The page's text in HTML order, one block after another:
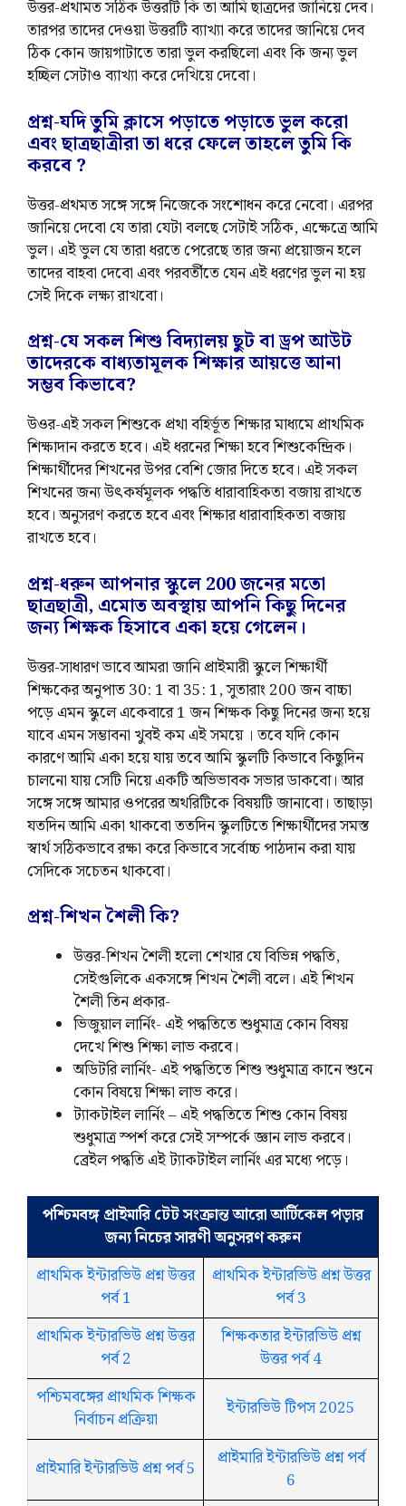
উত্তর-প্রথামত সঠিক উত্তরটি কি তা আমি ছাত্রদের জানিয়ে দেব।
তারপর তাদের দেওয়া উত্তরটি ব্যাখ্যা করে তাদের জানিয়ে দেব
ঠিক কোন জায়গাটাতে তারা ভুল করছিলো এবং কি জন্য ভুল
হচ্ছিল সেটাও ব্যাখ্যা করে দেখিয়ে দেবো।
প্রশ্ন-যদি তুমি ক্লাসে পড়াতে পড়াতে ভুল করো
এবং ছাত্রছাত্রীরা তা ধরে ফেলে তাহলে তুমি কি
করবে ?
উত্তর-প্রথমত সঙ্গে সঙ্গে নিজেকে সংশোধন করে নেবো। এরপর
জানিয়ে দেবো যে তারা যেটা বলছে সেটাই সঠিক, এক্ষেত্রে আমি
ভুল। এই ভুল যে তারা ধরতে পেরেছে তার জন্য প্রয়োজন হলে
তাদের বাহবা দেবো এবং পরবর্তীতে যেন এই ধরণের ভুল না হয়
সেই দিকে লক্ষ্য রাখবো।
প্রশ্ন-যে সকল শিশু বিদ্যালয় ছুট বা ড্রপ আউট
তাদেরকে বাধ্যতামূলক শিক্ষার আয়ত্তে আনা
সম্ভব কিভাবে?
উওর-এই সকল শিশুকে প্রথা বহির্ভূত শিক্ষার মাধ্যমে প্রাথমিক
শিক্ষাদান করতে হবে। এই ধরনের শিক্ষা হবে শিশুকেন্দ্রিক।
শিক্ষার্থীদের শিখনের উপর বেশি জোর দিতে হবে। এই সকল
শিখনের জন্য উৎকর্ষমূলক পদ্ধতি ধারাবাহিকতা বজায় রাখতে
হবে। অনুসরণ করতে হবে এবং শিক্ষার ধারাবাহিকতা বজায়
রাখতে হবে।
প্রশ্ন-ধরুন আপনার স্কুলে 200 জনের মতো
ছাত্রছাত্রী, এমোত অবস্থায় আপনি কিছু দিনের
জন্য শিক্ষক হিসাবে একা হয়ে গেলেন।
উত্তর-সাধারণ ভাবে আমরা জানি প্রাইমারী স্কুলে শিক্ষার্থী
শিক্ষকের অনুপাত 30: 1 বা 35: 1, সুতারাং 200 জন বাচ্চা
পড়ে এমন স্কুলে একেবারে 1 জন শিক্ষক কিছু দিনের জন্য হয়ে
যাবে এমন সম্ভাবনা খুবই কম এই সময়ে । তবে যদি কোন
কারণে আমি একা হয়ে যায় তবে আমি স্কুলটি কিভাবে কিছুদিন
চালনো যায় সেটি নিয়ে একটি অভিভাবক সভার ডাকবো। আর
সঙ্গে সঙ্গে আমার ওপরের অথরিটিকে বিষয়টি জানাবো। তাছাড়া
যতদিন আমি একা থাকবো ততদিন স্কুলটিতে শিক্ষার্থীদের সমস্ত
স্বার্থ সঠিকভাবে রক্ষা করে কিভাবে সর্বোচ্চ পাঠদান করা যায়
সেদিকে সচেতন থাকবো।
প্রশ্ন-শিখন শৈলী কি?
উত্তর-শিখন শৈলী হলো শেখার যে বিভিন্ন পদ্ধতি,
সেইগুলিকে একসঙ্গে শিখন শৈলী বলে। এই শিখন
শৈলী তিন প্রকার-
ভিজুয়াল লার্নিং- এই পদ্ধতিতে শুধুমাত্র কোন বিষয়
দেখে শিশু শিক্ষা লাভ করবে।
অডিটরি লার্নিং- এই পদ্ধতিতে শিশু শুধুমাত্র কানে শুনে
কোন বিষয়ে শিক্ষা লাভ করে।
ট্যাকটাইল লার্নিং – এই পদ্ধতিতে শিশু কোন বিষয়
শুধুমাত্র স্পর্শ করে সেই সম্পর্কে জ্ঞান লাভ করবে।
ব্রেইলপদ্ধতি এই ট্যাকটাইল লার্নিং এর মধ্যে পড়ে।
পশ্চিমবঙ্গ প্রাইমারি টেট সংক্রান্ত আরো আর্টিকেল পড়ার
জন্য নিচের সারণী অনুসরণ করুন
প্রাথমিক ইন্টারভিউ প্রশ্ন উত্তর
পর্ব 1
প্রাথমিক ইন্টারভিউ প্রশ্ন উত্তর
পর্ব 3
প্রাথমিক ইন্টারভিউ প্রশ্ন উত্তর
পর্ব 2
শিক্ষকতার ইন্টারভিউ প্রশ্ন
উত্তর পর্ব 4
পশ্চিমবঙ্গের প্রাথমিক শিক্ষক
নির্বাচন প্রক্রিয়া
ইন্টারভিউ টিপস 2025
প্রাইমারি ইন্টারভিউ প্রশ্ন পর্ব 5
প্রাইমারি ইন্টারভিউ প্রশ্ন পর্ব
6